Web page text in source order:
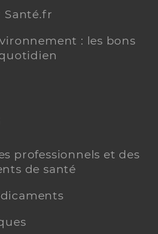
Santé.fr
: les bons
professionnels et des
de santé